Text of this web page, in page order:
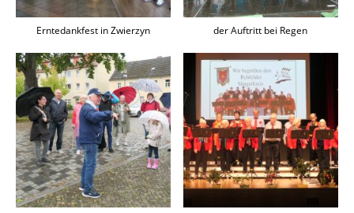
Erntedankfest in Zwierzyn der Auftritt bei Regen